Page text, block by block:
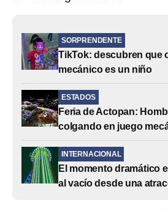
SORPRENDENTE
TikTok: descubren que
mecánico es un niño
ESTADOS
Feria de Actopan:
colgando en juego
INTERNACIONAL
El momento dramático
al vacío desde una